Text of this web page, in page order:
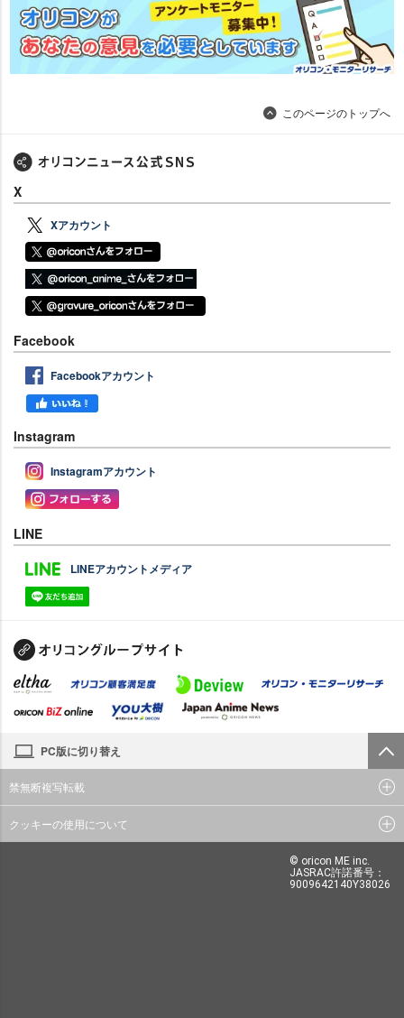
このページのトップへ
X
Xアカウント
Facebook
Facebookアカウント
Instagram
Instagramアカウント
LINE
LINEアカウントメディア
PC版に切り替え
禁無断複写転載
クッキーの使用について
© oricon ME inc.
JASRAC許諾番号：
9009642140Y38026